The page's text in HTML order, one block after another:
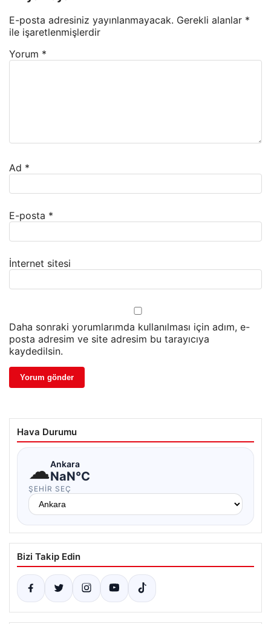
E-posta adresiniz yayınlanmayacak. Gerekli alanlar *
ile işaretlenmişlerdir
Yorum *
Ad *
E-posta *
İnternet sitesi
Daha sonraki yorumlarımda kullanılması için adım, e-
posta adresim ve site adresim bu tarayıcıya
kaydedilsin.
Hava Durumu
☁Ankara
NaN°C
ŞEHIR SEÇ
Bizi Takip Edin